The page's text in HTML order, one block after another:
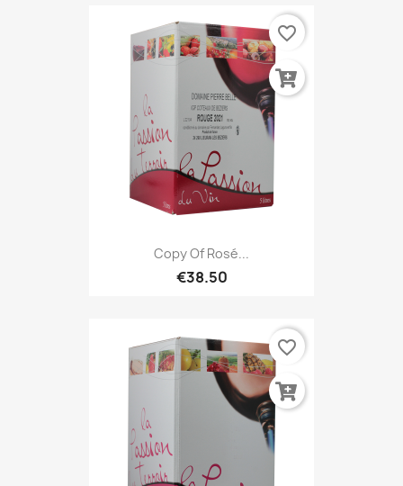
Copy Of Rosé...
€38.50
favorite_border
favorite_border